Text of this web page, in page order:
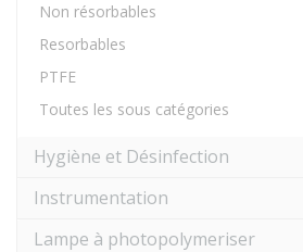
Non résorbables
Resorbables
PTFE
Toutes les sous catégories
Hygiène et Désinfection
Instrumentation
Lampe à photopolymeriser